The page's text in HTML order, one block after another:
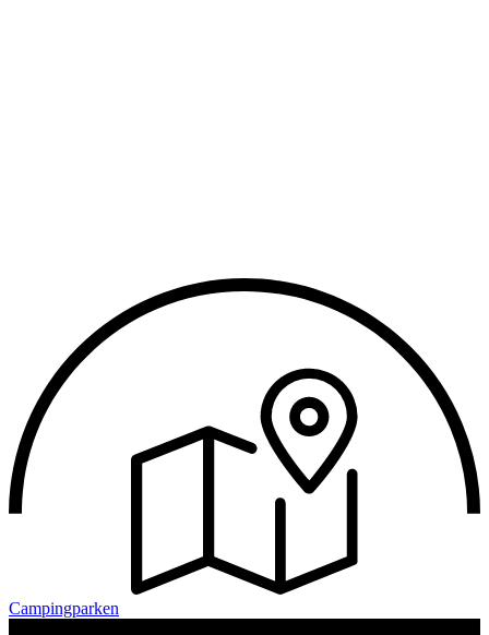
Campingparken